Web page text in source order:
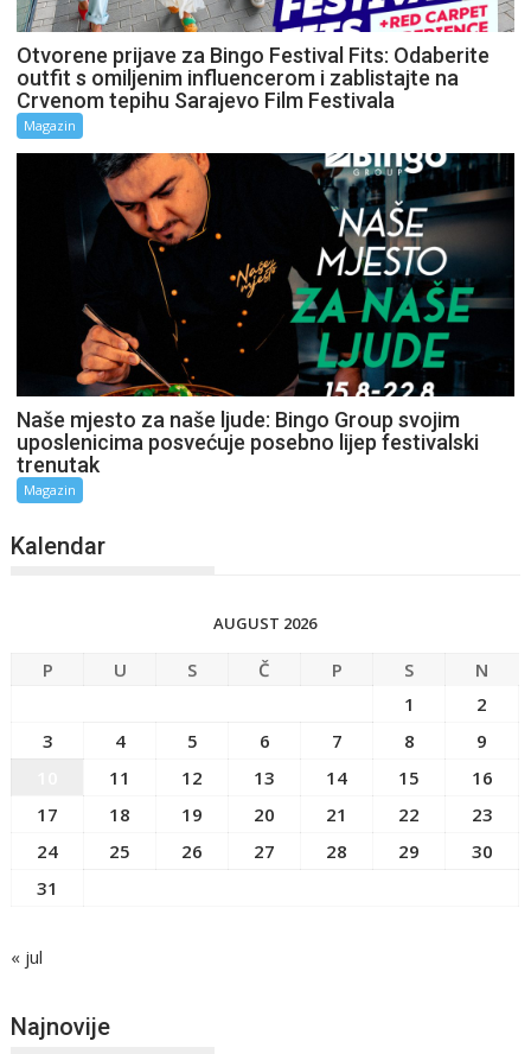
Otvorene prijave za Bingo Festival Fits: Odaberite
outfit s omiljenim influencerom i zablistajte na
Crvenom tepihu Sarajevo Film Festivala
Magazin
Naše mjesto za naše ljude: Bingo Group svojim
uposlenicima posvećuje posebno lijep festivalski
trenutak
Magazin
Kalendar
AUGUST 2026
P U S Č P S
N
1
2
3
4 5 6 7 8
9
11 12 13 14 15
16
17
18 19 20 21 22
23
24
25 26 27 28 29
30
31
« jul
Najnovije